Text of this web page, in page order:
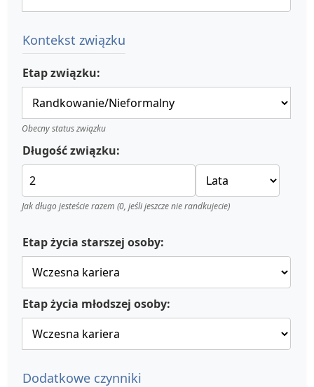
Kontekst związku
Etap związku:
Obecny status związku
Długość związku:
Jak długo jesteście razem (0, jeśli jeszcze nie randkujecie)
Etap życia starszej osoby:
Etap życia młodszej osoby:
Dodatkowe czynniki